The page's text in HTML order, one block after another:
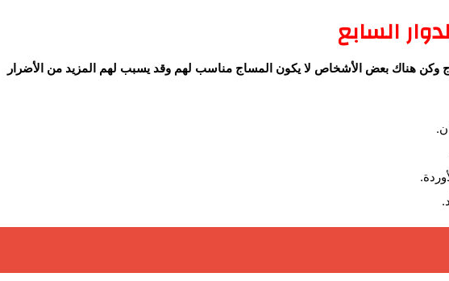
السابع
وكن هناك بعض الأشخاص لا يكون المساج مناسب لهم وقد يسبب لهم المزيد من الأضرار